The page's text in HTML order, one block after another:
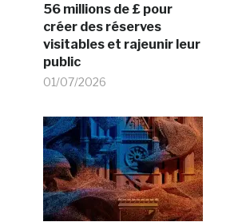
56 millions de £ pour
créer des réserves
visitables et rajeunir leur
public
01/07/2026